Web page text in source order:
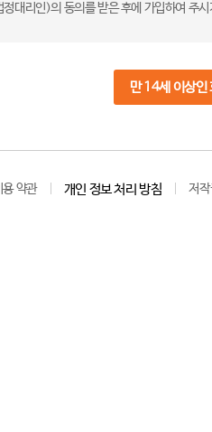
대리인)의 동의를 받은 후에 가입하여 주
만 14세 이상인
용 약관 개인 정보 처리 방침 저